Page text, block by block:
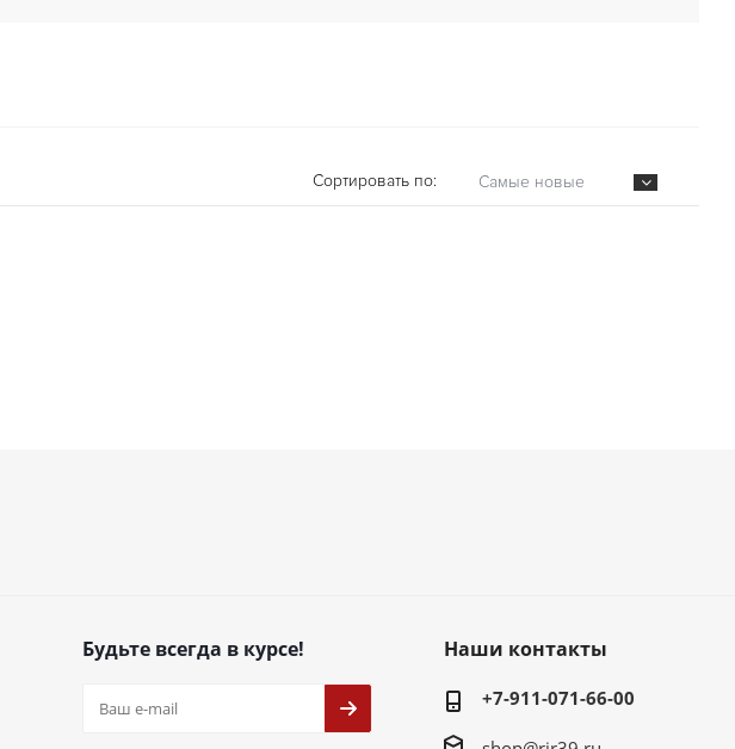
Сортировать по: Самые новые
Будьте всегда в курсе! Наши контакты
+7-911-071-66-00